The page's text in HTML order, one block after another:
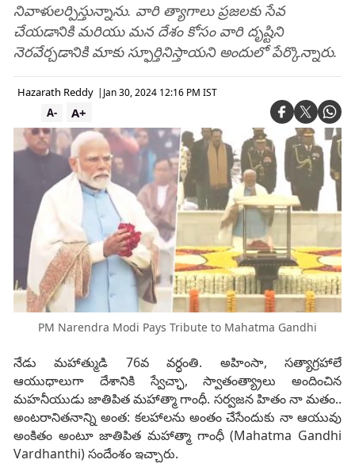
నివాళులర్పిస్తున్నాను. వారి త్యాగాలు ప్రజలకు సేవ
చేయడానికి మరియు మన దేశం కోసం వారి దృష్టిని
నెరవేర్చడానికి మాకు స్ఫూర్తినిస్తాయని అందులో పేర్కొన్నారు.
Hazarath Reddy | Jan 30, 2024 12:16 PM IST
A+
A-
PM Narendra Modi Pays Tribute to Mahatma Gandhi
నేడు మహాత్ముడి 76వ వర్ధంతి. అహింసా, సత్యాగ్రహాలే
ఆయుధాలుగా దేశానికి స్వేచ్ఛా, స్వాతంత్య్రాలు అందించిన
మహనీయుడు జాతిపిత మహాత్మా గాంధీ. సర్వజన హితం నా మతం..
అంటరానితనాన్ని అంత: కలహాలను అంతం చేసేందుకు నా ఆయువు
అంకితం అంటూ జాతిపిత మహాత్మా గాంధీ (Mahatma Gandhi
Vardhanthi) సందేంశం ఇచ్చారు.